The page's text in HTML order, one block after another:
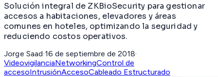
Solución integral de ZKBioSecurity para gestionar
accesos a habitaciones, elevadores y áreas
comunes en hoteles, optimizando la seguridad y
reduciendo costos operativos.
Jorge Saad·16 de septiembre de 2018·
VideovigilanciaNetworkingControl de
accesoIntrusiónAccesoCableado Estructurado